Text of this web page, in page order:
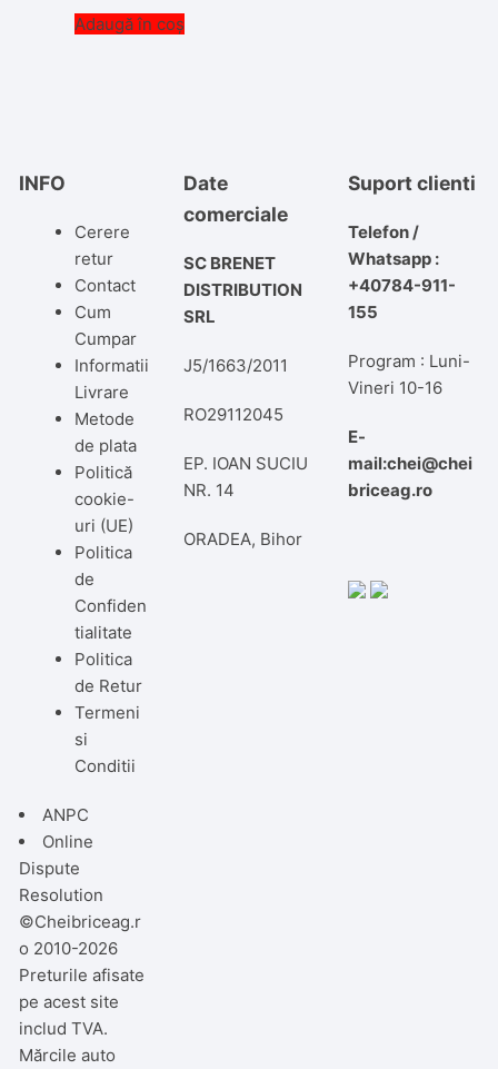
Adaugă în coș
INFO
Cerere
retur
Contact
Cum
Cumpar
Informatii
Livrare
Metode
de plata
Politică
cookie-
uri (UE)
Politica
de
Confiden
tialitate
Politica
de Retur
Termeni
si
Conditii
ANPC
Online
Dispute
Resolution
Date
comerciale
SC BRENET
DISTRIBUTION
SRL
J5/1663/2011
RO29112045
EP. IOAN SUCIU
NR. 14
ORADEA, Bihor
Suport clienti
Telefon /
Whatsapp :
+40784-911-
155
Program : Luni-
Vineri 10-16
E-
mail:chei@chei
briceag.ro
©Cheibriceag.r
o 2010-2026
Preturile afisate
pe acest site
includ TVA.
Mărcile auto